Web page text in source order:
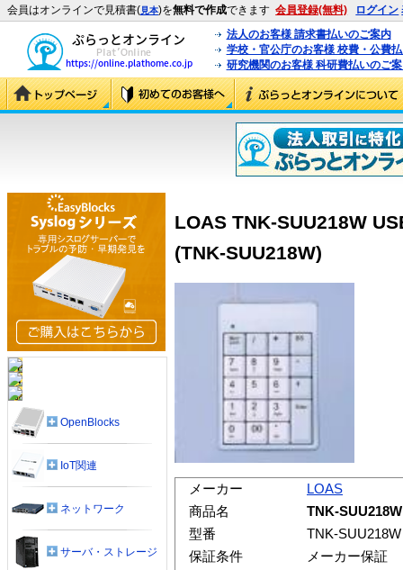
会員はオンラインで見積書(見本)を無料で作成できます 会員登録(無料) ログイン
法人のお客様 請求書払いのご案内
学校・官公庁のお客様 校費・公費
研究機関のお客様 科研費払いのご
LOAS TNK-SUU218W
(TNK-SUU218W)
メーカー
LOAS
商品名
TNK-
型番
TNK-SUU218W
保証条件
メーカー保証
OpenBlocks
IoT関連
ネットワーク
サーバ・ストレージ